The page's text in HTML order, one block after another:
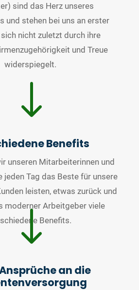
sind das Herz unseres
und stehen bei uns an erster
nicht zuletzt durch ihre
und Treue
widerspiegelt.
"
Benefits
unseren Mitarbeiterinnen und
jeden Tag das Beste für unsere
leisten, etwas zurück und
moderner Arbeitgeber viele
Benefits.
"
an die